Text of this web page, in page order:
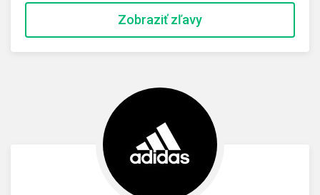
Zobraziť zľavy